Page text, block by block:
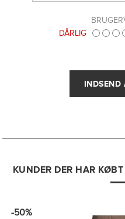
DÅRLIG
KUNDER DER HAR
-50%